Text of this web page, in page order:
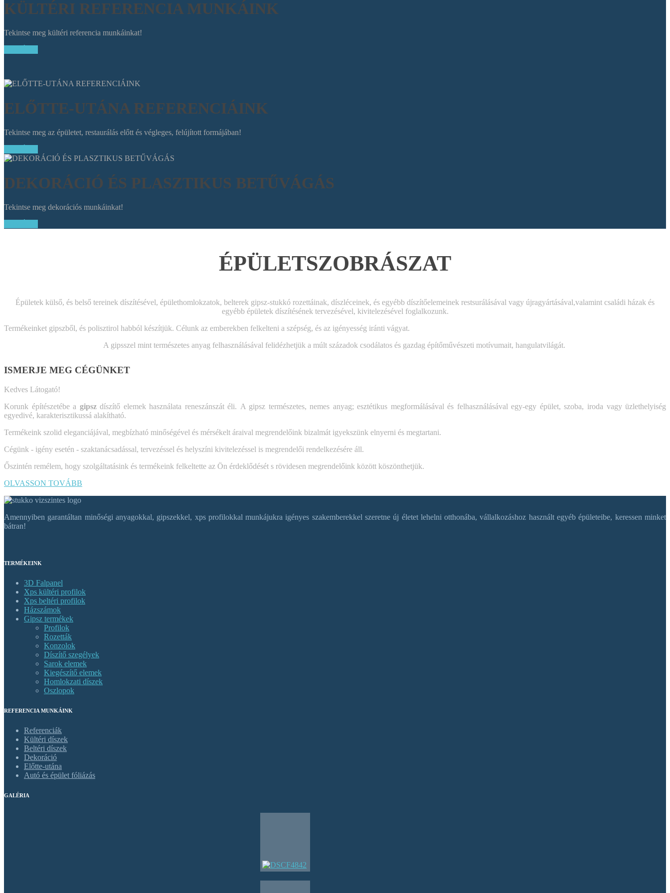
KÜLTÉRI REFERENCIA MUNKÁINK
Tekintse meg kültéri referencia munkáinkat!
ELŐTTE-UTÁNA REFERENCIÁINK
Tekintse meg az épületet, restaurálás előtt és végleges, felújított formájában!
DEKORÁCIÓ ÉS PLASZTIKUS BETŰVÁGÁS
Tekintse meg dekorációs munkáinkat!
ÉPÜLETSZOBRÁSZAT
Épületek külső, és belső tereinek díszítésével, épülethomlokzatok, belterek gipsz-stukkó rozettáinak, díszléceinek, és egyébb díszítőelemeinek restsurálásával vagy újragyártásával,valamint családi házak és
egyébb épületek díszítésének tervezésével, kivitelezésével foglalkozunk.
Termékeinket gipszből, és polisztirol habból készítjük. Célunk az emberekben felkelteni a szépség, és az igényesség iránti vágyat.
A gipsszel mint természetes anyag felhasználásával felidézhetjük a múlt századok csodálatos és gazdag építőművészeti motívumait, hangulatvilágát.
ISMERJE MEG CÉGÜNKET
Kedves Látogató!
Korunk építészetébe a gipszdíszítő elemek használata reneszánszát éli. A gipsz természetes, nemes anyag; esztétikus megformálásával és felhasználásával egy-egy épület,szoba, iroda vagy üzlethelyiség
egyedivé, karakterisztikussá alakítható.
Termékeink szolid eleganciájával, megbízható minőségével és mérsékelt áraival megrendelőink bizalmát igyekszünk elnyerni és megtartani.
Cégünk - igény esetén - szaktanácsadással, tervezéssel és helyszíni kivitelezéssel is megrendelői rendelkezésére áll.
Őszintén remélem, hogy szolgáltatásink és termékeink felkeltette az Ön érdeklődését s rövidesen megrendelőink között köszönthetjük.
OLVASSON TOVÁBB
Amennyiben garantáltan minőségi anyagokkal, gipszekkel, xps profilokkal munkájukra igényes szakemberekkel szeretne új életet lehelni otthonába, vállalkozáshoz használt egyéb épületeibe, keressen minket
bátran!
TERMÉKEINK
3D Falpanel
Xps kültéri profilok
Xps beltéri profilok
Házszámok
Gipsz termékek
Profilok
Rozetták
Konzolok
Díszítő szegélyek
Sarok elemek
Kiegészítő elemek
Homlokzati díszek
Oszlopok
REFERENCIA MUNKÁINK
Referenciák
Kültéri díszek
Beltéri díszek
Dekoráció
Előtte-utána
Autó és épület fóliázás
GALÉRIA